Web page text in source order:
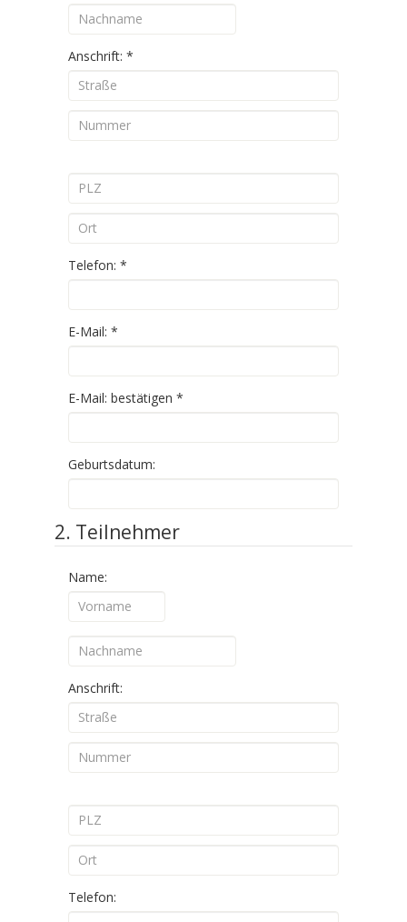
Anschrift: *
Telefon: *
E-Mail: *
E-Mail: bestätigen *
Geburtsdatum:
2. Teilnehmer
Name:
Anschrift:
Telefon: